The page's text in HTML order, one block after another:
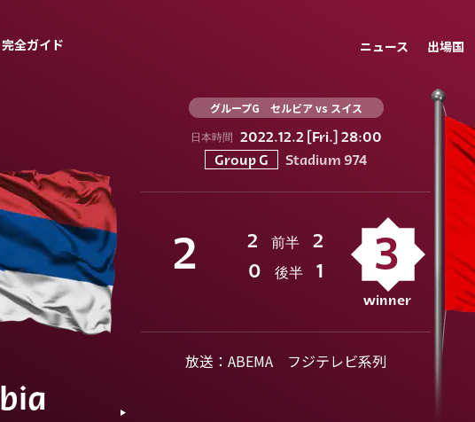
完全ガイド
ニュース 出場国
グループG セルビア vs スイス
日本時間
2022.12.2 [Fri.] 28:00
Group G
Stadium 974
2 2 前半
2
0
後半 1 3
放送：ABEMA フジテレビ系列